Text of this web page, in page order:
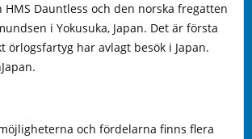
HMS Dauntless och den norska fregatten
i Yokusuka, Japan. Det är första
örlogsfartyg har avlagt besök i Japan.
och fördelarna finns flera